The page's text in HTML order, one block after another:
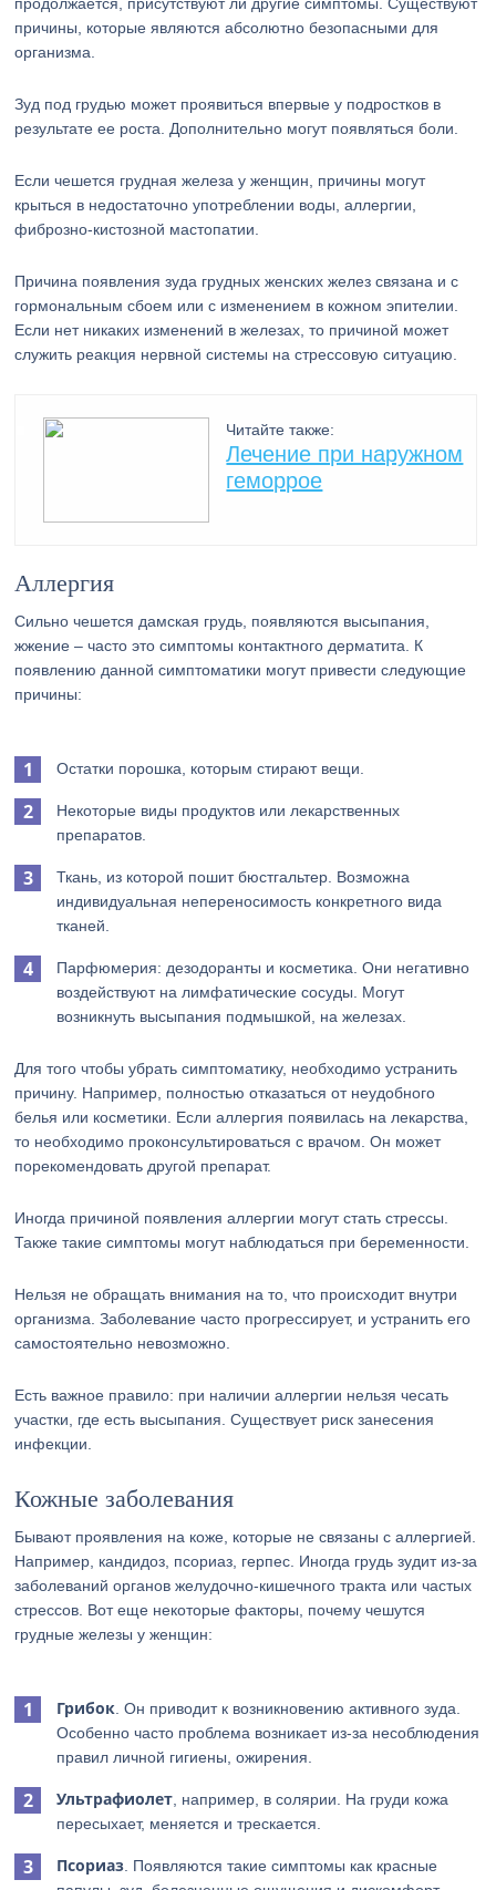
причины, которые являются абсолютно безопасными для
организма.
Зуд под грудью может проявиться впервые у подростков в
результате ее роста. Дополнительно могут появляться боли.
Если чешется грудная железа у женщин, причины могут
крыться в недостаточно употреблении воды, аллергии,
фиброзно-кистозной мастопатии.
Причина появления зуда грудных женских желез связана и с
гормональным сбоем или с изменением в кожном эпителии.
Если нет никаких изменений в железах, то причиной может
служить реакция нервной системы на стрессовую ситуацию.
Читайте также:
Лечение при наружном
геморрое
Аллергия
Сильно чешется дамская грудь, появляются высыпания,
жжение – часто это симптомы контактного дерматита. К
появлению данной симптоматики могут привести следующие
причины:
Остатки порошка, которым стирают вещи.
Некоторые виды продуктов или лекарственных
препаратов.
Ткань, из которой пошит бюстгальтер. Возможна
индивидуальная непереносимость конкретного вида
тканей.
Парфюмерия: дезодоранты и косметика. Они негативно
воздействуют на лимфатические сосуды. Могут
возникнуть высыпания подмышкой, на железах.
Для того чтобы убрать симптоматику, необходимо устранить
причину. Например, полностью отказаться от неудобного
белья или косметики. Если аллергия появилась на лекарства,
то необходимо проконсультироваться с врачом. Он может
порекомендовать другой препарат.
Иногда причиной появления аллергии могут стать стрессы.
Также такие симптомы могут наблюдаться при беременности.
Нельзя не обращать внимания на то, что происходит внутри
организма. Заболевание часто прогрессирует, и устранить его
самостоятельно невозможно.
Есть важное правило: при наличии аллергии нельзя чесать
участки, где есть высыпания. Существует риск занесения
инфекции.
Кожные заболевания
Бывают проявления на коже, которые не связаны с аллергией.
Например, кандидоз, псориаз, герпес. Иногда грудь зудит из-за
заболеваний органов желудочно-кишечного тракта или частых
стрессов. Вот еще некоторые факторы, почему чешутся
грудные железы у женщин:
Грибок . Он приводит к возникновению активного зуда.
Особенно часто проблема возникает из-за несоблюдения
правил личной гигиены, ожирения.
Ультрафиолет , например, в солярии. На груди кожа
пересыхает, меняется и трескается.
Псориаз . Появляются такие симптомы как красные